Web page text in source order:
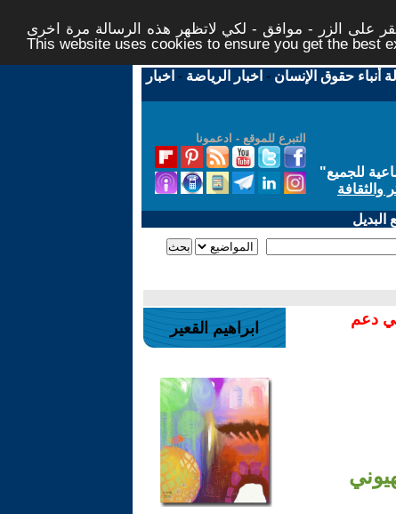
على الزر - موافق - لكي لاتظهر هذه الرسالة مرة اخرى -
This website uses cookies to ensure you get the best
أنباء حقوق الإنسان - اخبار الرياضة - اخبار
التبرع للموقع - ادعمونا
للجميع"
والثقافة
البديل
دعم
ابراهيم القعير